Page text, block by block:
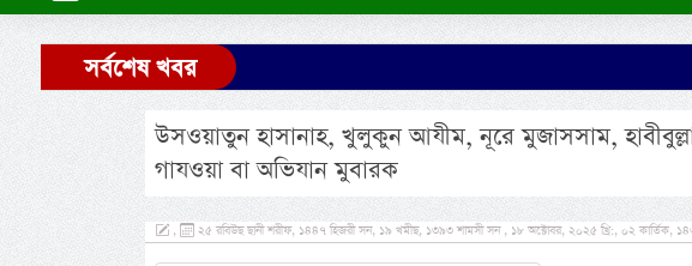
সর্বশেষ খবর
উসওয়াতুন হাসানাহ, খুলুকুন আযীম, নূরে মুজাসসাম,
গাযওয়া বা অভিযান মুবারক
, ২৫ রবিউছ ছানী শরীফ, ১৪৪৭ হিজরী সন, ১৯ খমীছ, ১৩৯৩ শামসী সন , ১৮ অক্টোবর, ২০২৫ খ্রি:, ০২ কার্তিক,